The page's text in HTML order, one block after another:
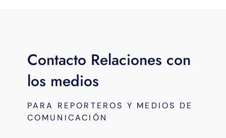
Contacto Relaciones con
los medios
PARA REPORTEROS Y MEDIOS DE
COMUNICACIÓN